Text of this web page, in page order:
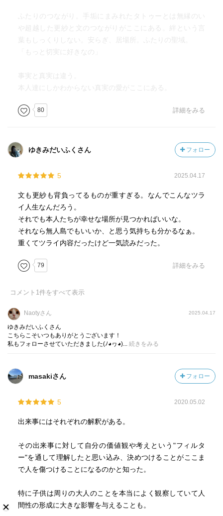
ふたりのつながり。手垢にまみれたタトゥーとは無縁のい
や超越した更紗と文のつながりがここにある。絆という言
葉もしっくりしない。安らぎ、居場所。ふたりの聖域。
「もっと切実に好きなの」
事実と真実は違う。
本人達にしかわからない真実の愛がここにある。
80 詳細をみる
ゆきみだいふくさん フォロー
5 2025.04.17
文も更紗も背負ってるものが重すぎる。なんでこんなツラ
イ人生なんだろう。
それでも本人たちが幸せな場所が見つかればいいな。
それなら無人島でもいいか、と思う気持ちも分かるなぁ。
重くてツライ内容だったけど一気読みだった。
79 詳細をみる
コメント 1件をすべて表示
Naotyさん 2025.04.17
ゆきみだいふくさん
こちらこそいつもありがとうございます！
私もフォローさせていただきました(⁠ﾉ⁠◕⁠ヮ⁠◕⁠)... 続きをみる
masakiさん フォロー
5 2020.05.02
出来事にはそれぞれの解釈がある。
その出来事に対して自分の価値観や考えという"フィルタ
ー"を通して理解したと思い込み、決めつけることがここま
で人を傷つけることになるのかと知った。
特に子供は周りの大人のことを本当によく観察していて人
間性の形成に大きな影響を与えることも。